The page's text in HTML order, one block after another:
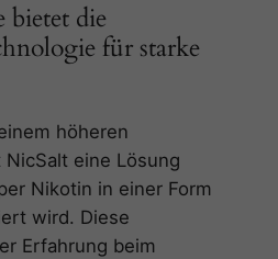
bietet die
für starke
höheren
eine Lösung
Nikotin in einer Form
wird. Diese
Erfahrung beim